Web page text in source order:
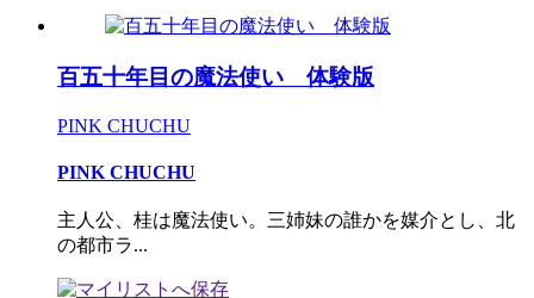
百五十年目の魔法使い 体験版
PINK CHUCHU
PINK CHUCHU
主人公、桂は魔法使い。三姉妹の誰かを媒介とし、北
の都市ラ...